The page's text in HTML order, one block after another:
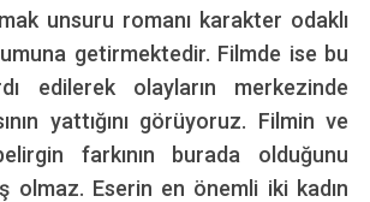
unsuru romanı karakter odaklı
getirmektedir. Filmde ise bu
edilerek olayların merkezinde
yattığını görüyoruz. Filmin ve
farkının burada olduğunu
olmaz. Eserin en önemli iki kadın